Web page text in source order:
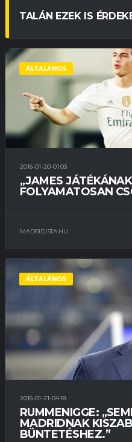
TALÁN EZEK IS
ÁLTALÁNOS
2016-01-20-01:03
„JAMES
FOLYAMATOSAN
MADRIDISTA.HU
ÁLTALÁNOS
2016-01-21-04:18
RUMMENIGGE:
MADRIDNAK
BÜNTETÉSHEZ.”